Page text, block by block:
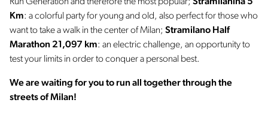
Km: a colorful party for young and old, also perfect for those who
want to take a walk in the center of Milan; Stramilano Half
Marathon 21,097 km: an electric challenge, an opportunity to
test your limits in order to conquer a personal best.
We are waiting for you to run all together through the
streets of Milan!